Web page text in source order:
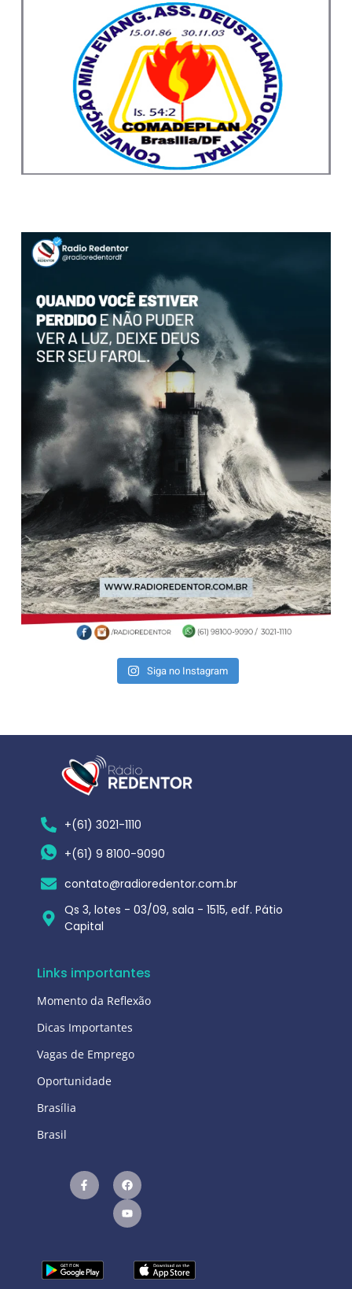
Siga no Instagram
+(61) 3021-1110
+(61) 9 8100-9090
contato@radioredentor.com.br
Qs 3, lotes - 03/09, sala - 1515, edf. Pátio
Capital
Links importantes
Momento da Reflexão
Dicas Importantes
Vagas de Emprego
Oportunidade
Brasília
Brasil